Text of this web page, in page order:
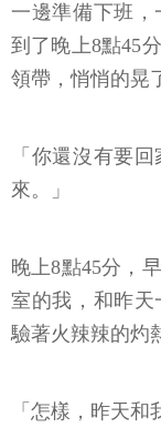
一邊準備下班
到了晚上8點45
領帶，悄悄的晃
「你還沒有要
來。」
晚上8點45分，
室的我，和昨
驗著火辣辣的灼
「怎樣，昨天和